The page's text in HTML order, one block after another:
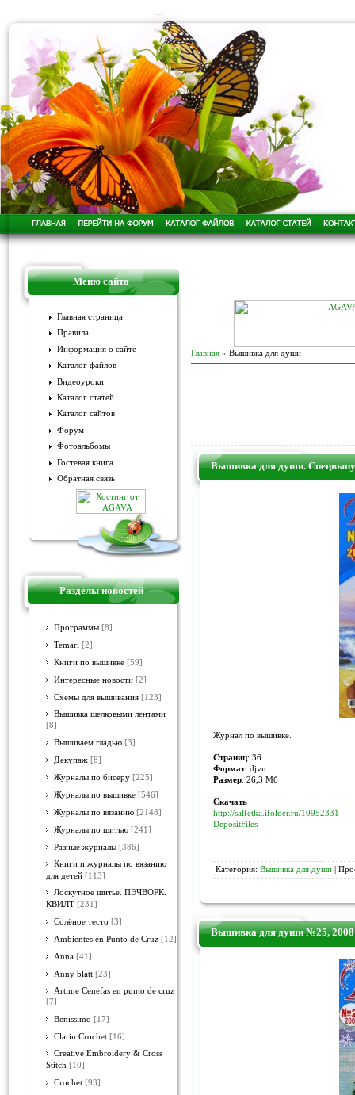
Меню сайта
Главная страница
Правила
Информация о сайте
Каталог файлов
Видеоуроки
Каталог статей
Каталог сайтов
Форум
Фотоальбомы
Гостевая книга
Обратная связь
Разделы новостей
Программы [8]
Temari [2]
Книги по вышивке [59]
Интересные новости [2]
Схемы для вышивания [123]
Вышивка шелковыми лентами
[8]
Вышиваем гладью [3]
Декупаж [8]
Журналы по бисеру [225]
Журналы по вышивке [546]
Журналы по вязанию [2148]
Журналы по шитью [241]
Разные журналы [386]
Книги и журналы по вязанию
для детей [113]
Лоскутное шитьё. ПЭЧВОРК.
КВИЛТ [231]
Солёное тесто [3]
Ambientes en Punto de Cruz [12]
Anna [41]
Anny blatt [23]
Artime Cenefas en punto de cruz
[7]
Benissimo [17]
Clarin Crochet [16]
Creative Embroidery & Cross
Stitch [10]
Crochet [93]
Главная » Вышивка для души
Вышивка для души.
Журнал по вышивке.
Страниц: 36
Формат: djvu
Размер: 26,3 Мб
Скачать
http://salfetka.ifolder.ru/10952331
DepositFiles
Категория: Вышивка для души |
Вышивка для души №25, 2008